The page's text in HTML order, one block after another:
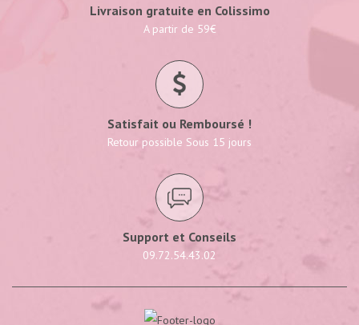
Livraison gratuite en Colissimo
A partir de 59€
Satisfait ou Remboursé !
Retour possible Sous 15 jours
Support et Conseils
09.72.54.43.02